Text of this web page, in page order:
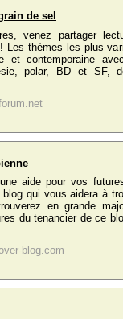
de sel
venez partager
Les thèmes les plus
et contemporaine
polar, BD et SF,
aide pour vos
qui vous aidera à
en grande
du tenancier de ce
blog.com